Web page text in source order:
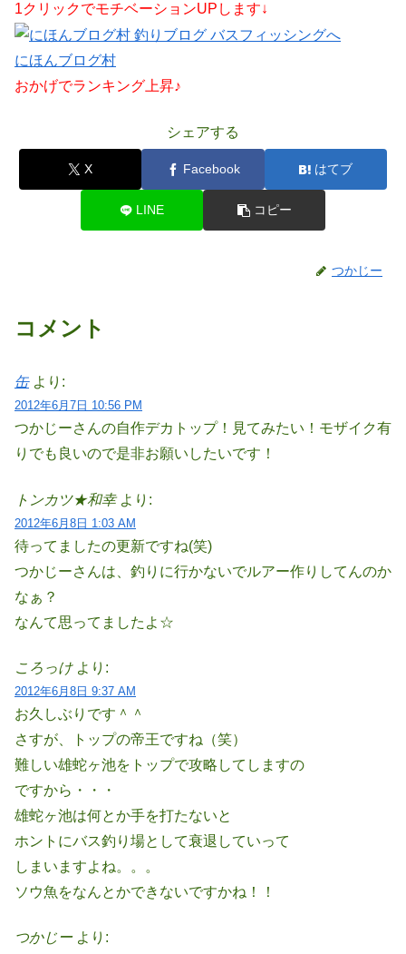
1クリックでモチベーションUPします↓
にほんブログ村
おかげでランキング上昇♪
シェアする
X Facebook はてブ
LINE コピー
つかじー
コメント
缶 より:
2012年6月7日 10:56 PM
つかじーさんの自作デカトップ！見てみたい！モザイク有
りでも良いので是非お願いしたいです！
トンカツ★和幸 より:
2012年6月8日 1:03 AM
待ってましたの更新ですね(笑)
つかじーさんは、釣りに行かないでルアー作りしてんのか
なぁ？
なんて思ってましたよ☆
ころっけ より:
2012年6月8日 9:37 AM
お久しぶりです＾＾
さすが、トップの帝王ですね（笑）
難しい雄蛇ヶ池をトップで攻略してしますの
ですから・・・
雄蛇ヶ池は何とか手を打たないと
ホントにバス釣り場として衰退していって
しまいますよね。。。
ソウ魚をなんとかできないですかね！！
つかじー より: